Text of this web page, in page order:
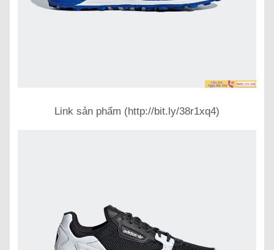
Link sản phẩm (http://bit.ly/38r1xq4)